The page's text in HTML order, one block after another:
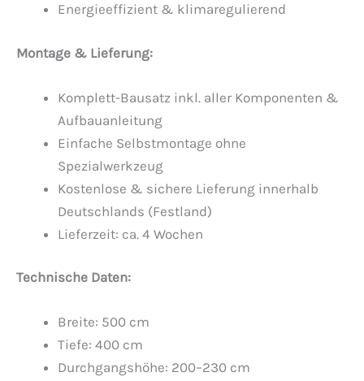
Energieeffizient & klimaregulierend
Montage & Lieferung:
Komplett-Bausatz inkl. aller Komponenten &
Aufbauanleitung
Einfache Selbstmontage ohne
Spezialwerkzeug
Kostenlose & sichere Lieferung innerhalb
Deutschlands (Festland)
Lieferzeit: ca. 4 Wochen
Technische Daten:
Breite: 500 cm
Tiefe: 400 cm
Durchgangshöhe: 200–230 cm